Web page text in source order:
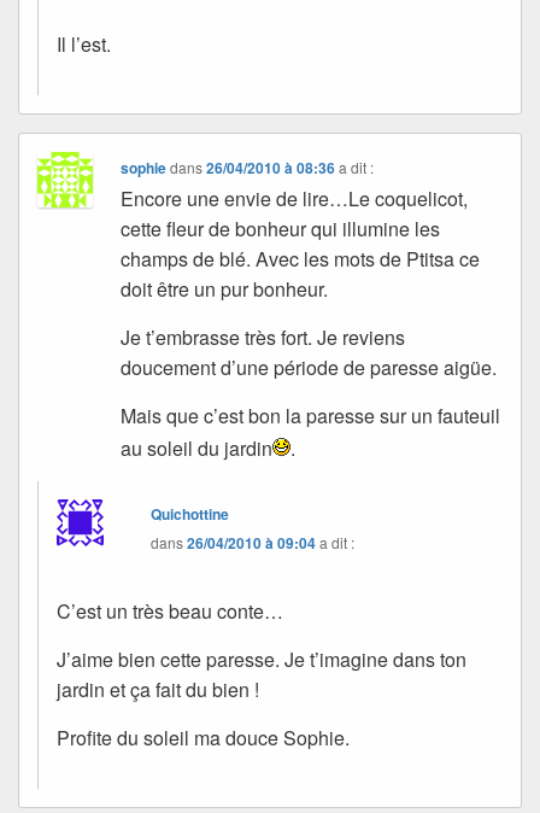
Il l’est.
sophiedans26/04/2010 à 08:36 a dit :
Encore une envie de lire…Le coquelicot,
cette fleur de bonheur qui illumine les
champs de blé. Avec les mots de Ptitsa ce
doit être un pur bonheur.
Je t’embrasse très fort. Je reviens
doucement d’une période de paresse aigüe.
Mais que c’est bon la paresse sur un fauteuil
au soleil du jardin
.
Quichottine
dans26/04/2010 à 09:04a dit :
C’est un très beau conte…
J’aime bien cette paresse. Je t’imagine dans ton
jardin et ça fait du bien !
Profite du soleil ma douce Sophie.